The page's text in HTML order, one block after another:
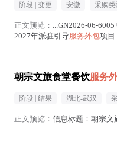
阶段 | 变更 安徽 采购类
正文预览： ...GN2026-06-
2027年派驻引导服务外包项目
朝宗文旅食堂餐饮服务
阶段 | 结果 湖北-武汉
正文预览： 信息标题：朝宗文